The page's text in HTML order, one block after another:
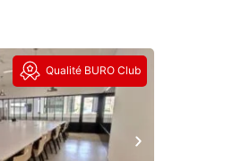
Qualité BURO Club